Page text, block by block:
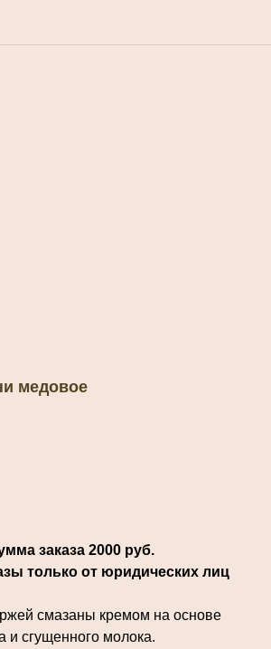
медовое
заказа 2000 руб.
только от юридических лиц
смазаны кремом на основе
и сгущенного молока.